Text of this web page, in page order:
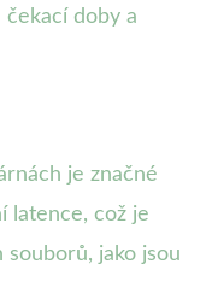
čekací doby a
je značné
latence, což je
jako jsou